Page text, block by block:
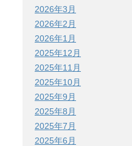
2026年3月
2026年2月
2026年1月
2025年12月
2025年11月
2025年10月
2025年9月
2025年8月
2025年7月
2025年6月